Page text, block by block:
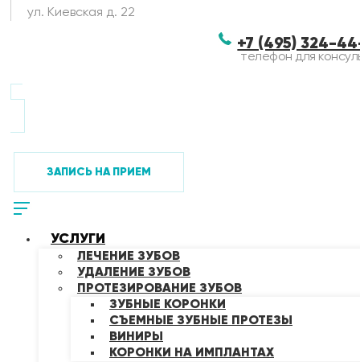
ул. Киевская д. 22
+7 (495) 324-
телефон для
ЗАПИСЬ НА ПРИЕМ
УСЛУГИ
ЛЕЧЕНИЕ ЗУБОВ
УДАЛЕНИЕ ЗУБОВ
ПРОТЕЗИРОВАНИЕ ЗУБОВ
ЗУБНЫЕ КОРОНКИ
СЪЕМНЫЕ ЗУБНЫЕ ПРОТЕЗЫ
ВИНИРЫ
КОРОНКИ НА ИМПЛАНТАХ